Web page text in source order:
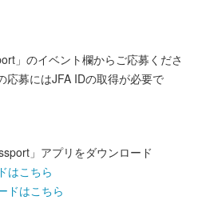
」のイベント欄からご応募くださ
応募にはJFA IDの取得が必要で
」アプリをダウンロード
はこちら
ドはこちら